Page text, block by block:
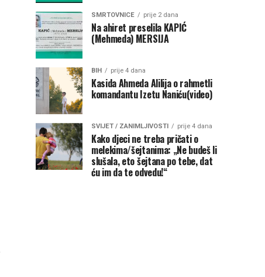
SMRTOVNICE prije 2 dana
Na ahiret preselila KAPIĆ
(Mehmeda) MERSIJA
BIH prije 4 dana
Kasida Ahmeda Alilija o rahmetli
komandantu Izetu Naniću(video)
SVIJET / ZANIMLJIVOSTI prije 4 dana
Kako djeci ne treba pričati o
melekima/šejtanima: „Ne budeš li
slušala, eto šejtana po tebe, dat
ću im da te odvedu!“